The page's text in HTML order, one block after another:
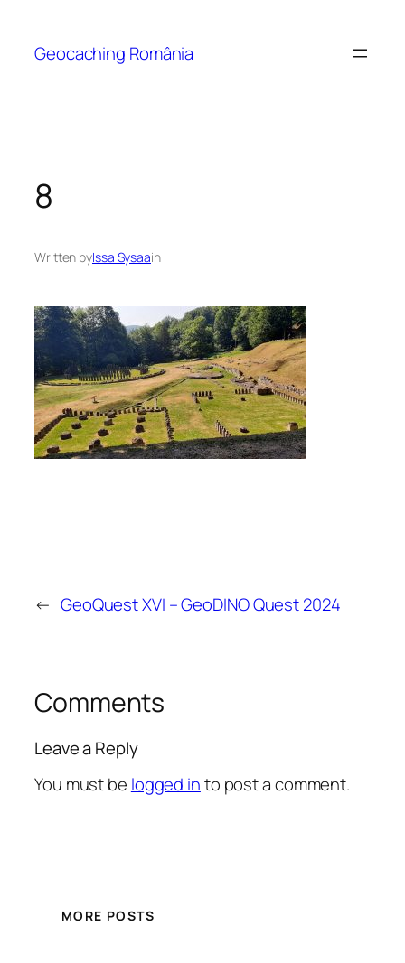
content
Geocaching România
8
Written byIssa Sysaain
← GeoQuest XVI – GeoDINO Quest 2024
Comments
Leave a Reply
You must be logged into post a comment.
MORE POSTS